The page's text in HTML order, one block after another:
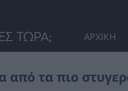
ΑΡΧΙΚΗ
από τα πιο